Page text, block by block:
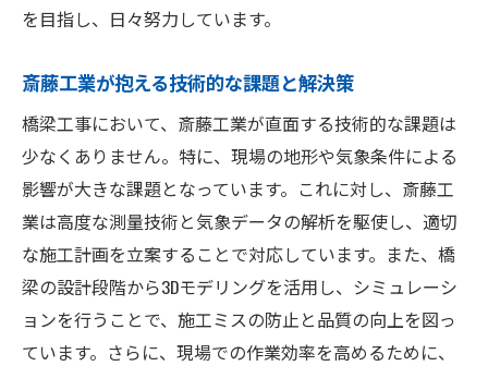
橋梁工事と都市計画の連携
次世代の交通インフラへの期待
長期的なメンテナンス計画と取り組み
斎藤工業が手がける東金市の橋梁工事安全性と
耐久性の確保
安全性を最優先とした施工方法
耐久性を高めるための材料と技術
予期しない事態への対応策
品質管理の徹底
を目指し、日々努力しています。
斎藤工業が抱える技術的な課題と解決策
橋梁工事において、斎藤工業が直面する技術的な課題は
少なくありません。特に、現場の地形や気象条件による
影響が大きな課題となっています。これに対し、斎藤工
業は高度な測量技術と気象データの解析を駆使し、適切
な施工計画を立案することで対応しています。また、橋
梁の設計段階から3Dモデリングを活用し、シミュレーシ
ョンを行うことで、施工ミスの防止と品質の向上を図っ
ています。さらに、現場での作業効率を高めるために、